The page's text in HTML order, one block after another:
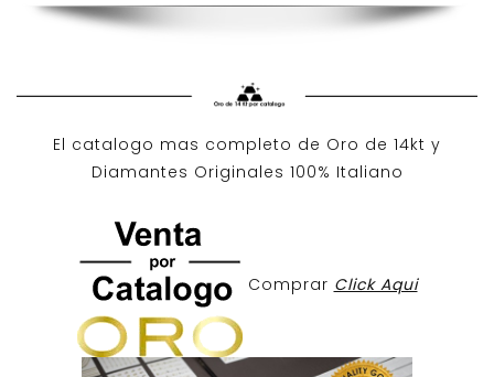
El catalogo mas completo de Oro de 14kt y
Diamantes Originales 100% Italiano
Comprar Click Aqui